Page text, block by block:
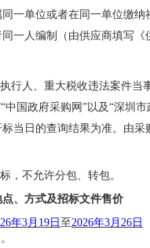
一单位或者在同一单位缴
一人编制（由供应商填写
行人、重大税收违法案件当
中国政府采购网”以及“深圳
当日的查询结果为准。由
，不允许分包、转包。
、方式及招标文件售价
年3月19日 至2026年3月26日